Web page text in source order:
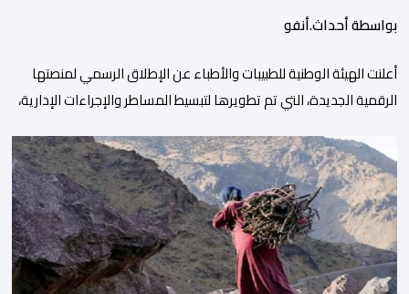
بواسطة أحداث.أنفو
أعلنت الهيئة الوطنية للطبيبات والأطباء عن الإطلاق الرسمي لمنصتها
الرقمية الجديدة، التي تم تطويرها لتبسيط المساطر والإجراءات الإدارية،
والمجالس الجهوية للهيئة إلى جانب الهيئة الوطنية. وذكر بلاغ للهيئة أن
هذه المنصة، التي تم إطلاقها في إطار استراتيجيتها الرامية إلى التحديث
والتحول الرقمي، تشكل خطوة مهمة في […]